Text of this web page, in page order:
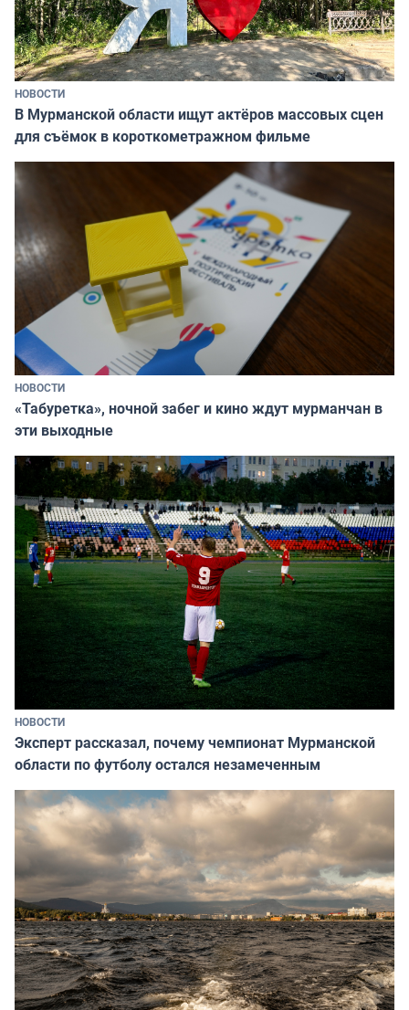
НОВОСТИ
В Мурманской области ищут актёров массовых сцен
для съёмок в короткометражном фильме
НОВОСТИ
«Табуретка», ночной забег и кино ждут мурманчан в
эти выходные
НОВОСТИ
Эксперт рассказал, почему чемпионат Мурманской
области по футболу остался незамеченным